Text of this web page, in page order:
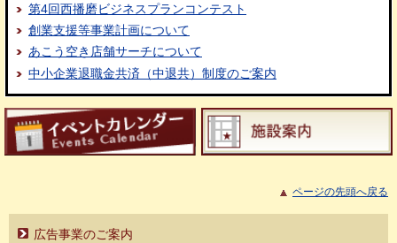
第4回西播磨ビジネスプランコンテスト
創業支援等事業計画について
あこう空き店舗サーチについて
中小企業退職金共済（中退共）制度のご案内
ページの先頭へ戻る
広告事業のご案内